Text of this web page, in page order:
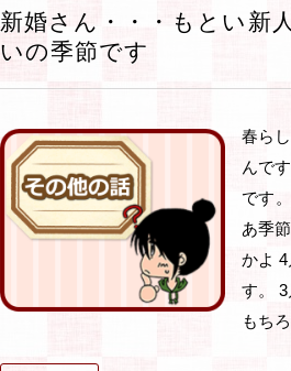
新婚さん・・・もとい新
いの季節です
春ら
んで
です
あ季
かよ
す。
もち